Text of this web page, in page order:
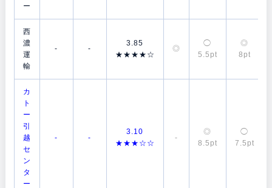
ー
西
濃
運
輸
- -
3.85
★★★★☆
◎
◯
5.5pt
◎
8pt
カ
ト
ー
引
越
セ
ン
タ
ー
- -
3.10
★★★☆☆
-
◎
8.5pt
◯
7.5pt